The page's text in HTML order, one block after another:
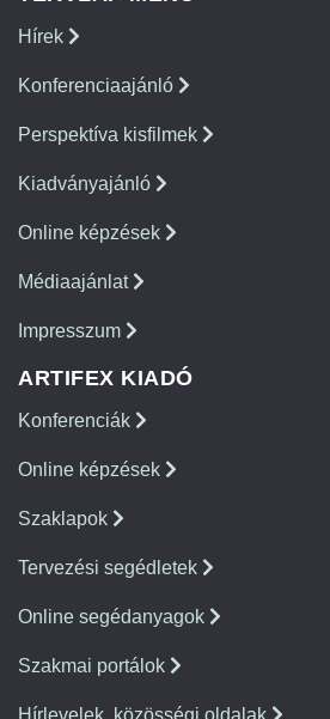
Hírek
Konferenciaajánló
Perspektíva kisfilmek
Kiadványajánló
Online képzések
Médiaajánlat
Impresszum
ARTIFEX KIADÓ
Konferenciák
Online képzések
Szaklapok
Tervezési segédletek
Online segédanyagok
Szakmai portálok